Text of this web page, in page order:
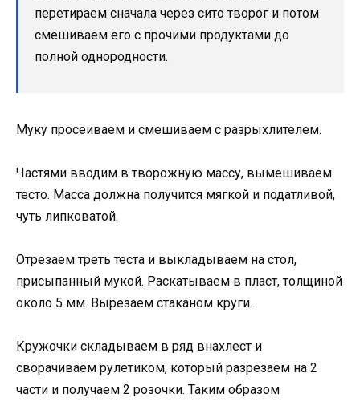
перетираем сначала через сито творог и потом
смешиваем его с прочими продуктами до
полной однородности.
Муку просеиваем и смешиваем с разрыхлителем.
Частями вводим в творожную массу, вымешиваем
тесто. Масса должна получится мягкой и податливой,
чуть липковатой.
Отрезаем треть теста и выкладываем на стол,
присыпанный мукой. Раскатываем в пласт, толщиной
около 5 мм. Вырезаем стаканом круги.
Кружочки складываем в ряд внахлест и
сворачиваем рулетиком, который разрезаем на 2
части и получаем 2 розочки. Таким образом